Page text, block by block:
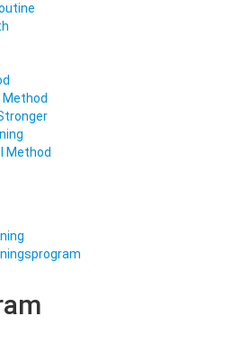
Method